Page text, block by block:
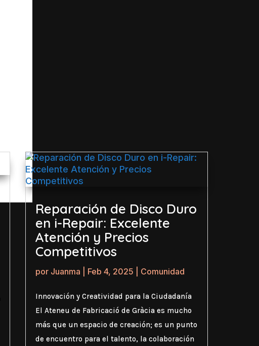
Reparación de Disco Duro
en i-Repair: Excelente
Atención y Precios
Competitivos
por Juanma Feb 4, 2025 Comunidad
Innovación y Creatividad para la Ciudadanía
El Ateneu de Fabricació de Gràcia es mucho
más que un espacio de creación; es un punto
de encuentro para el talento, la colaboración